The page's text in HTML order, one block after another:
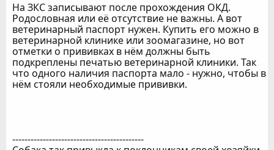
На ЗКС записывают после прохождения ОКД.
Родословная или её отсутствие не важны. А вот
ветеринарный паспорт нужен. Купить его можно в
ветеринарной клинике или зоомагазине, но вот
отметки о прививках в нём должны быть
подкреплены печатью ветеринарной клиники. Так
что одного наличия паспорта мало - нужно, чтобы в
нём стояли необходимые прививки.
-------------------------------------------